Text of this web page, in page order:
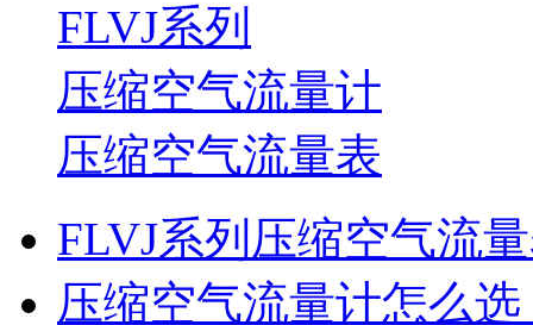
FLVJ系列
压缩空气流量计
压缩空气流量表
FLVJ系列压缩空气流
压缩空气流量计怎么